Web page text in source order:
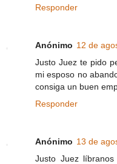
Responder
Anónimo 12 de
Justo Juez te pido
mi esposo no
consiga un buen
Responder
Anónimo 13 de
Justo Juez